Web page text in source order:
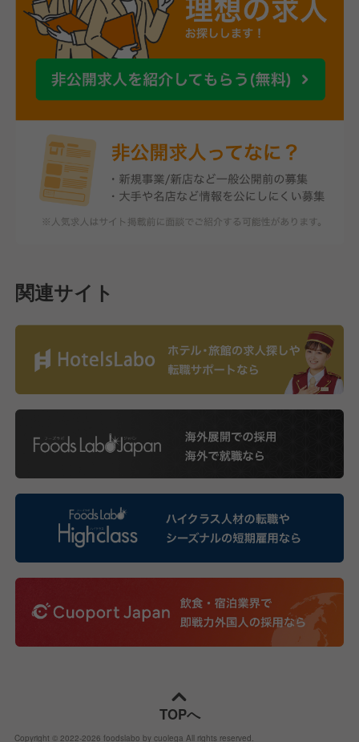
関連サイト
TOPへ
Copyright © 2022-2026 foodslabo by cuolega All rights reserved.